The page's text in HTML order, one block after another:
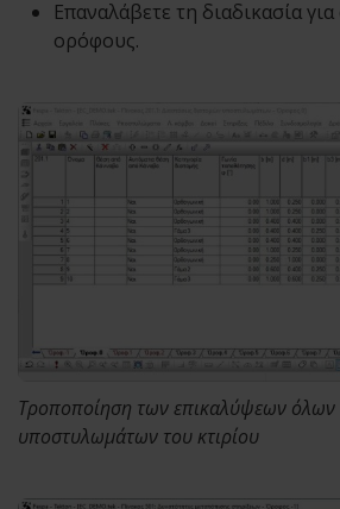
Επαναλάβετε τη διαδικασία
ορόφους.
Τροποποίηση των επικαλύψεων
υποστυλωμάτων του κτιρίου